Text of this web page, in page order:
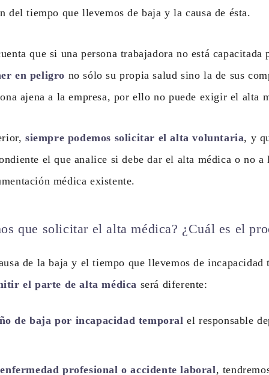
del tiempo que llevemos de baja y la causa de ésta.
que si una persona trabajadora no está capacitada
en peligro no sólo su propia salud sino la de sus
ajena a la empresa, por ello no puede exigir el alta
siempre podemos solicitar el alta voluntaria, y
el que analice si debe dar el alta médica o no a
médica existente.
que solicitar el alta médica? ¿Cuál es el
de la baja y el tiempo que llevemos de incapacidad
el parte de alta médica será diferente:
de baja por incapacidad temporal el responsable
enfermedad profesional o accidente laboral,